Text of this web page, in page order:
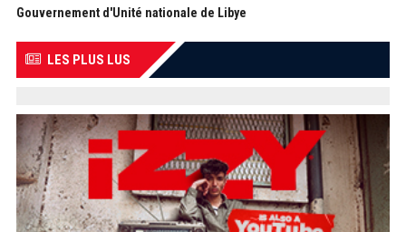
Gouvernement d'Unité nationale de Libye
LES PLUS LUS